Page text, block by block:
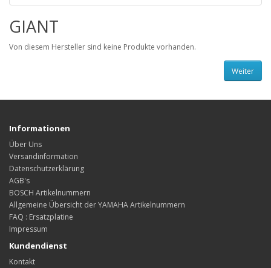
GIANT
Von diesem Hersteller sind keine Produkte vorhanden.
Weiter
Informationen
Über Uns
Versandinformation
Datenschutzerklärung
AGB's
BOSCH Artikelnummern
Allgemeine Übersicht der YAMAHA Artikelnummern
FAQ : Ersatzplatine
Impressum
Kundendienst
Kontakt